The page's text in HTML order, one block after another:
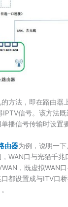
方法，即在路由器
IPTV信号。该方法
播信号传输时设置
由器为例，说明一
WAN口与光猫千
，既虚拟WAN
都设置成与ITV口